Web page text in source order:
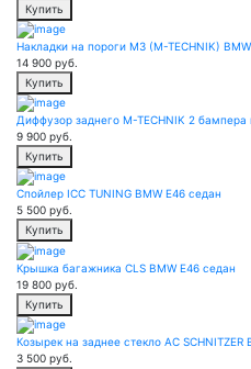
Купить
Накладки на пороги M3 (M-TECHNIK)
14 900 руб.
Купить
Диффузор заднего M-TECHNIK 2 бампера
9 900 руб.
Купить
Спойлер ICC TUNING BMW E46 седан
5 500 руб.
Купить
Крышка багажника CLS BMW E46 седан
19 800 руб.
Купить
Козырек на заднее стекло AC SCHNITZER
3 500 руб.